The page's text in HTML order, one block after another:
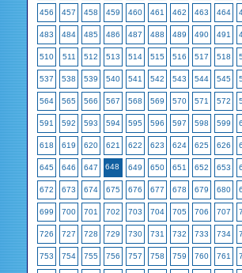
456 457 458 459 460 461 462 463 464
483 484 485 486 487 488 489 490 491
510 511 512 513 514 515 516 517 518
537 538 539 540 541 542 543 544 545
564 565 566 567 568 569 570 571 572
591 592 593 594 595 596 597 598 599
618 619 620 621 622 623 624 625 626
645 646 647 648 649 650 651 652 653
672 673 674 675 676 677 678 679 680
699 700 701 702 703 704 705 706 707
726 727 728 729 730 731 732 733 734
753 754 755 756 757 758 759 760 761